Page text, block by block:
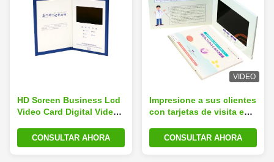
HD Screen Business Lcd
Video Card Digital Video
Nuestra boda
CONSULTAR AHORA
VIDEO
Impresione a sus clientes
con tarjetas de visita en
de memoria
CONSULTAR AHORA